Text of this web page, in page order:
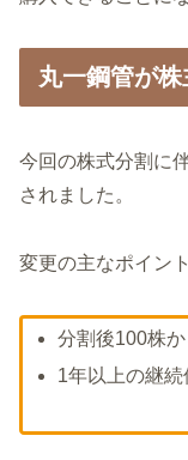
丸一鋼管が株
今回の株式分割に伴
されました。
変更の主なポイン
分割後100株
1年以上の継